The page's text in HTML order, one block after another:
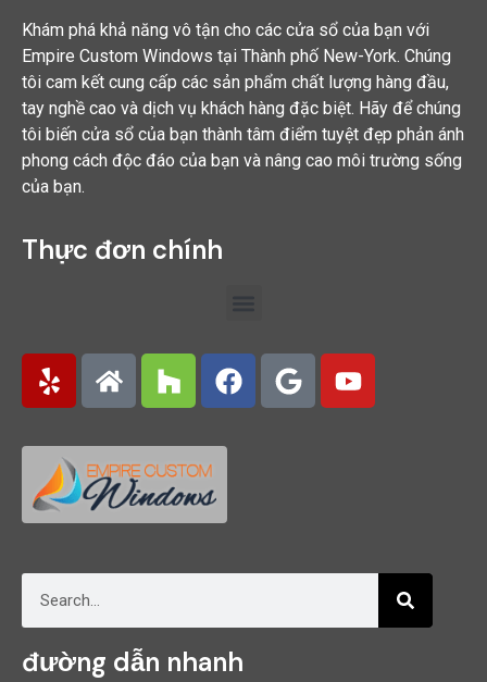
Khám phá khả năng vô tận cho các cửa sổ của bạn với
Empire Custom Windows tại Thành phố New-York. Chúng
tôi cam kết cung cấp các sản phẩm chất lượng hàng đầu,
tay nghề cao và dịch vụ khách hàng đặc biệt. Hãy để chúng
tôi biến cửa sổ của bạn thành tâm điểm tuyệt đẹp phản ánh
phong cách độc đáo của bạn và nâng cao môi trường sống
của bạn.
Thực đơn chính
đường dẫn nhanh